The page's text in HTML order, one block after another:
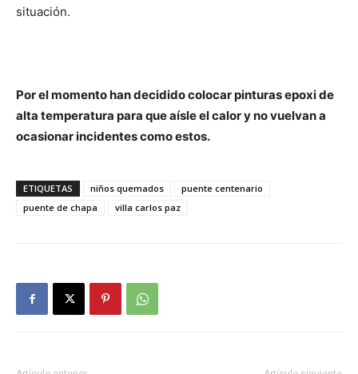
situación.
Por el momento han decidido colocar pinturas epoxi de
alta temperatura para que aísle el calor y no vuelvan a
ocasionar incidentes como estos.
ETIQUETAS niños quemados
puente centenario
puente de chapa
villa carlos paz